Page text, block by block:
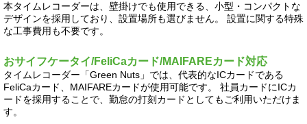
本タイムレコーダーは、壁掛けでも使用できる、小型・コンパクトな
デザインを採用しており、設置場所も選びません。 設置に関する特殊
な工事費用も不要です。
おサイフケータイ/FeliCaカード/MAIFAREカード対応
タイムレコーダー「Green Nuts」では、代表的なICカードである
FeliCaカード、MAIFAREカードが使用可能です。 社員カードにICカ
ードを採用することで、勤怠の打刻カードとしてもご利用いただけま
す。